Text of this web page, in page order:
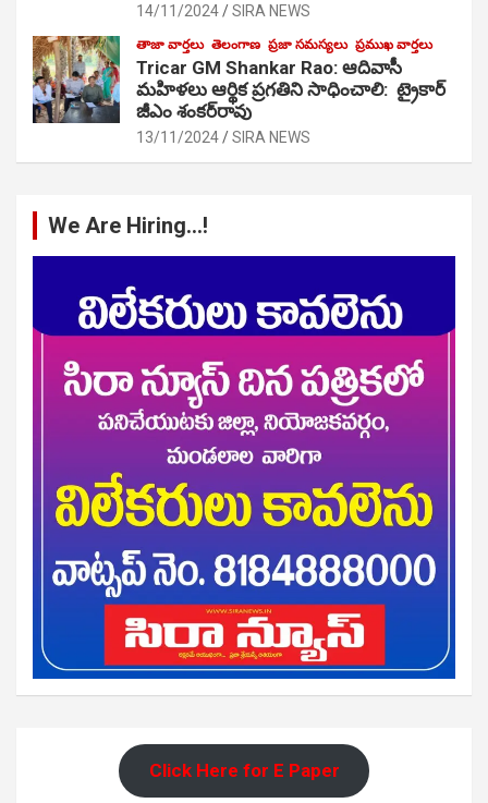
14/11/2024 SIRA NEWS
తాజా వార్తలు తెలంగాణ ప్రజా సమస్యలు ప్రముఖ వార్తలు
Tricar GM Shankar Rao: ఆదివాసీ
మహిళలు ఆర్థిక ప్రగతిని సాధించాలి: ట్రైకార్
జీఎం శంకర్‌రావు
13/11/2024 SIRA NEWS
We Are Hiring…!
Click Here for E Paper